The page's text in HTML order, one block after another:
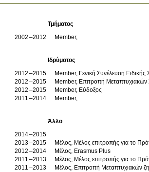
Τμήματος
2002
2012 Member,
Ιδρύματος
2012
2015
Member, Γενική Συνέλευση Ειδικής
2012
2015
Member, Επιτροπή
2012
2015
Member, Εύδοξος
2011
2014 Member,
Άλλο
2014
2015
2013
2015
Μέλος, Μέλος επιτροπής για το
2012
2014
Μέλος, Erasmus Plus
2011
2013
Μέλος, Μέλος επιτροπής για το
2011
2013
Μέλος, Επιτροπή Μεταπτυχιακών